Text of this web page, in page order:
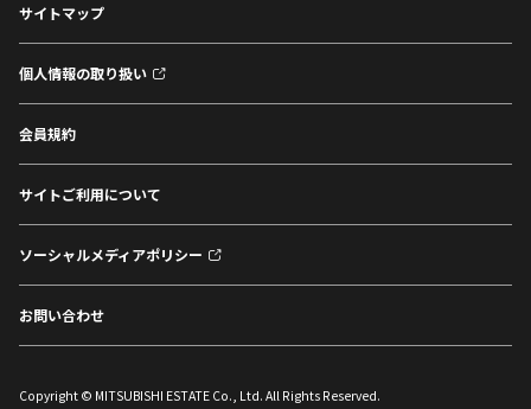
サイトマップ
個人情報の取り扱い
会員規約
サイトご利用について
ソーシャルメディアポリシー
お問い合わせ
Copyright © MITSUBISHI ESTATE Co., Ltd. All Rights Reserved.